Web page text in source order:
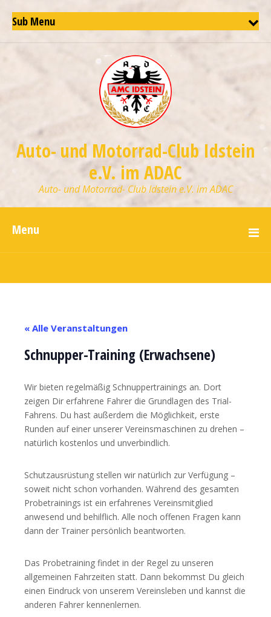
Sub Menu
Auto- und Motorrad-Club Idstein
e.V. im ADAC
Auto- und Motorrad- Club Idstein e.V. im ADAC
Menu
« Alle Veranstaltungen
Schnupper-Training (Erwachsene)
Wir bieten regelmäßig Schnuppertrainings an. Dort
zeigen Dir erfahrene Fahrer die Grundlagen des Trial-
Fahrens. Du hast außerdem die Möglichkeit, erste
Runden auf einer unserer Vereinsmaschinen zu drehen –
natürlich kostenlos und unverbindlich.
Schutzausrüstung stellen wir natürlich zur Verfügung –
soweit nicht schon vorhanden. Während des gesamten
Probetrainings ist ein erfahrenes Vereinsmitglied
anwesend und behilflich. Alle noch offenen Fragen kann
dann der Trainer persönlich beantworten.
Das Probetraining findet in der Regel zu unseren
allgemeinen Fahrzeiten statt. Dann bekommst Du gleich
einen Eindruck von unserem Vereinsleben und kannst die
anderen Fahrer kennenlernen.